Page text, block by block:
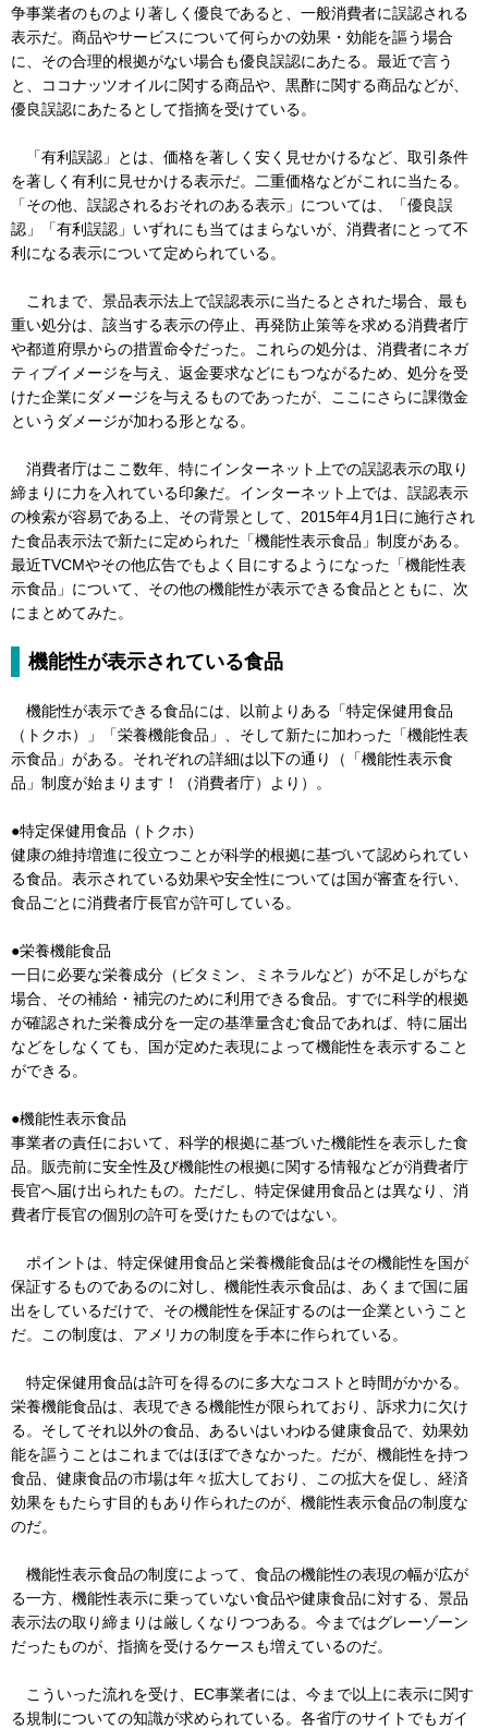
争事業者のものより著しく優良であると、一般消費者に誤認される
表示だ。商品やサービスについて何らかの効果・効能を謳う場合
に、その合理的根拠がない場合も優良誤認にあたる。最近で言う
と、ココナッツオイルに関する商品や、黒酢に関する商品などが、
優良誤認にあたるとして指摘を受けている。
「有利誤認」とは、価格を著しく安く見せかけるなど、取引条件
を著しく有利に見せかける表示だ。二重価格などがこれに当たる。
「その他、誤認されるおそれのある表示」については、「優良誤
認」「有利誤認」いずれにも当てはまらないが、消費者にとって不
利になる表示について定められている。
これまで、景品表示法上で誤認表示に当たるとされた場合、最も
重い処分は、該当する表示の停止、再発防止策等を求める消費者庁
や都道府県からの措置命令だった。これらの処分は、消費者にネガ
ティブイメージを与え、返金要求などにもつながるため、処分を受
けた企業にダメージを与えるものであったが、ここにさらに課徴金
というダメージが加わる形となる。
消費者庁はここ数年、特にインターネット上での誤認表示の取り
締まりに力を入れている印象だ。インターネット上では、誤認表示
の検索が容易である上、その背景として、2015年4月1日に施行され
た食品表示法で新たに定められた「機能性表示食品」制度がある。
最近TVCMやその他広告でもよく目にするようになった「機能性表
示食品」について、その他の機能性が表示できる食品とともに、次
にまとめてみた。
機能性が表示されている食品
機能性が表示できる食品には、以前よりある「特定保健用食品
（トクホ）」「栄養機能食品」、そして新たに加わった「機能性表
示食品」がある。それぞれの詳細は以下の通り（「機能性表示食
品」制度が始まります！（消費者庁）より）。
●特定保健用食品（トクホ）
健康の維持増進に役立つことが科学的根拠に基づいて認められてい
る食品。表示されている効果や安全性については国が審査を行い、
食品ごとに消費者庁長官が許可している。
●栄養機能食品
一日に必要な栄養成分（ビタミン、ミネラルなど）が不足しがちな
場合、その補給・補完のために利用できる食品。すでに科学的根拠
が確認された栄養成分を一定の基準量含む食品であれば、特に届出
などをしなくても、国が定めた表現によって機能性を表示すること
ができる。
●機能性表示食品
事業者の責任において、科学的根拠に基づいた機能性を表示した食
品。販売前に安全性及び機能性の根拠に関する情報などが消費者庁
長官へ届け出られたもの。ただし、特定保健用食品とは異なり、消
費者庁長官の個別の許可を受けたものではない。
ポイントは、特定保健用食品と栄養機能食品はその機能性を国が
保証するものであるのに対し、機能性表示食品は、あくまで国に届
出をしているだけで、その機能性を保証するのは一企業ということ
だ。この制度は、アメリカの制度を手本に作られている。
特定保健用食品は許可を得るのに多大なコストと時間がかかる。
栄養機能食品は、表現できる機能性が限られており、訴求力に欠け
る。そしてそれ以外の食品、あるいはいわゆる健康食品で、効果効
能を謳うことはこれまではほぼできなかった。だが、機能性を持つ
食品、健康食品の市場は年々拡大しており、この拡大を促し、経済
効果をもたらす目的もあり作られたのが、機能性表示食品の制度な
のだ。
機能性表示食品の制度によって、食品の機能性の表現の幅が広が
る一方、機能性表示に乗っていない食品や健康食品に対する、景品
表示法の取り締まりは厳しくなりつつある。今まではグレーゾーン
だったものが、指摘を受けるケースも増えているのだ。
こういった流れを受け、EC事業者には、今まで以上に表示に関す
る規制についての知識が求められている。各省庁のサイトでもガイ